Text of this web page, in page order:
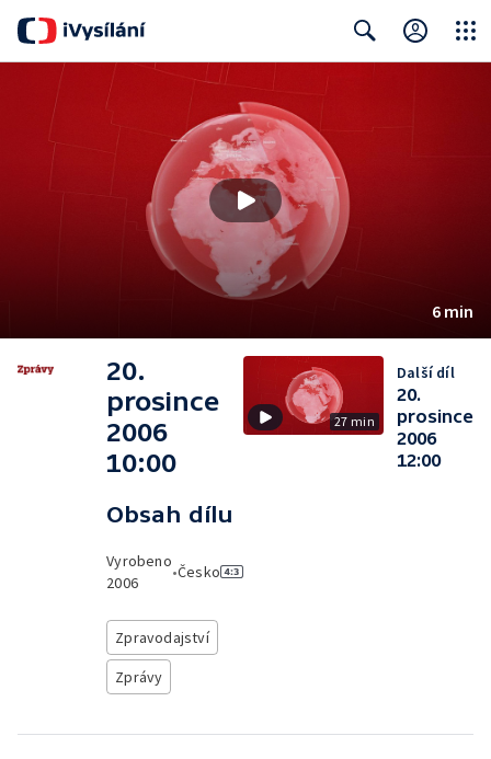
6 min
20.
prosince
2006
10:00
Obsah dílu
Vyrobeno
2006
•Česko
Zpravodajství
Zprávy
27 min
Další díl
20.
prosince
2006
12:00